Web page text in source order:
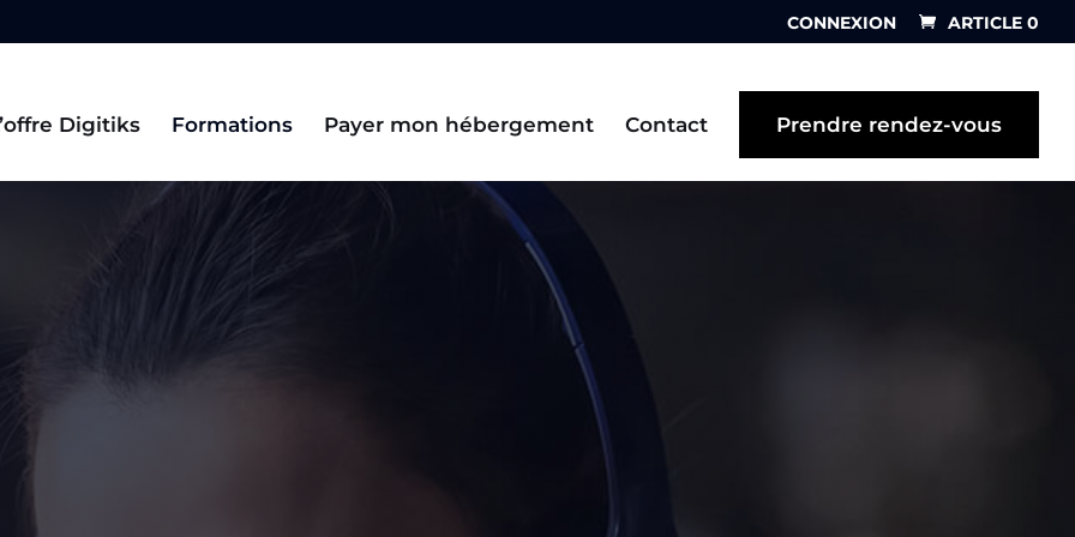
CONNEXION ARTICLE 0
Digitiks Formations Payer mon hébergement Contact Prendre rendez-vous